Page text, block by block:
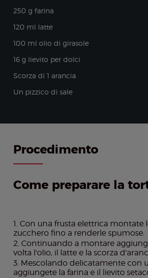
250 g farina
120 ml latte
100 ml olio di girasole
16 g lievito per dolci
Scorza di 1 arancia
Un pizzico di sale
Procedimento
Come preparare la
Con una frusta elettrica montate
zucchero fino a renderle spumose.
Continuando a montare
volta l'olio, il latte e la scorza
Mescolando delicatamente con
aggiungete la farina e il lievito